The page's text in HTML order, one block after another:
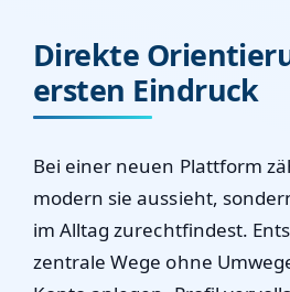
Direkte
ersten Eindruck
Bei einer neuen Plattform
modern sie aussieht,
im Alltag zurechtfindest.
zentrale Wege ohne